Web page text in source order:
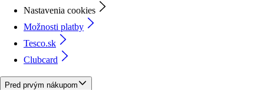
Nastavenia cookies
Možnosti platby
Tesco.sk
Clubcard
Pred prvým nákupom